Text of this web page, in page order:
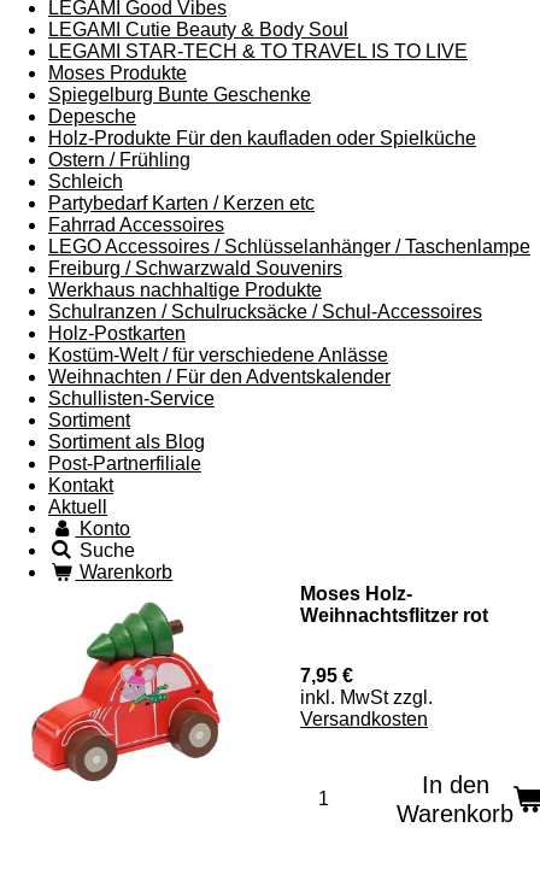
LEGAMI Good Vibes
LEGAMI Cutie Beauty & Body Soul
LEGAMI STAR-TECH & TO TRAVEL IS TO LIVE
Moses Produkte
Spiegelburg Bunte Geschenke
Depesche
Holz-Produkte Für den kaufladen oder Spielküche
Ostern / Frühling
Schleich
Partybedarf Karten / Kerzen etc
Fahrrad Accessoires
LEGO Accessoires / Schlüsselanhänger / Taschenlampe
Freiburg / Schwarzwald Souvenirs
Werkhaus nachhaltige Produkte
Schulranzen / Schulrucksäcke / Schul-Accessoires
Holz-Postkarten
Kostüm-Welt / für verschiedene Anlässe
Weihnachten / Für den Adventskalender
Schullisten-Service
Sortiment
Sortiment als Blog
Post-Partnerfiliale
Kontakt
Aktuell
Konto
Suche
Warenkorb
Moses Holz-
Weihnachtsflitzer rot
7,95 €
inkl. MwSt zzgl.
Versandkosten
In den
Warenkorb